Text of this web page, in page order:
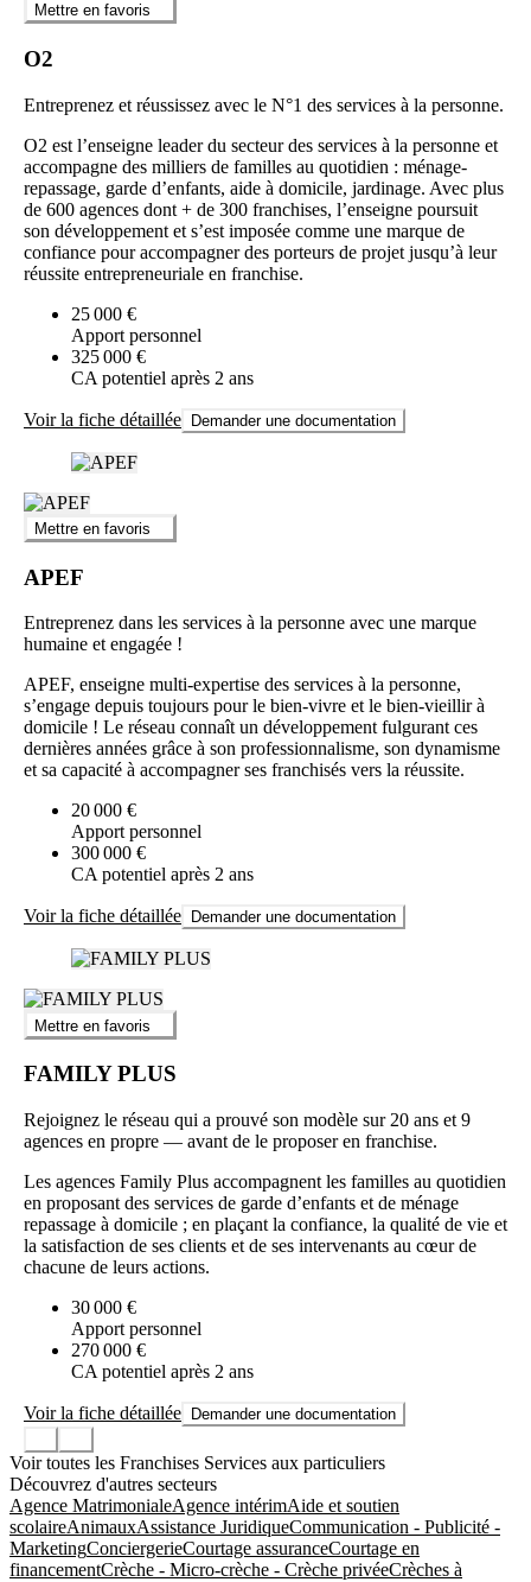
Mettre en favoris
O2
Entreprenez et réussissez avec le N°1 des services à la personne.
O2 est l’enseigne leader du secteur des services à la personne et
accompagne des milliers de familles au quotidien : ménage-
repassage, garde d’enfants, aide à domicile, jardinage. Avec plus
de 600 agences dont + de 300 franchises, l’enseigne poursuit
son développement et s’est imposée comme une marque de
confiance pour accompagner des porteurs de projet jusqu’à leur
réussite entrepreneuriale en franchise.
25 000 €
Apport personnel
325 000 €
CA potentiel après 2 ans
Voir la fiche détaillée Demander une documentation
Mettre en favoris
APEF
Entreprenez dans les services à la personne avec une marque
humaine et engagée !
APEF, enseigne multi-expertise des services à la personne,
s’engage depuis toujours pour le bien-vivre et le bien-vieillir à
domicile ! Le réseau connaît un développement fulgurant ces
dernières années grâce à son professionnalisme, son dynamisme
et sa capacité à accompagner ses franchisés vers la réussite.
20 000 €
Apport personnel
300 000 €
CA potentiel après 2 ans
Voir la fiche détaillée Demander une documentation
Mettre en favoris
FAMILY PLUS
Rejoignez le réseau qui a prouvé son modèle sur 20 ans et 9
agences en propre — avant de le proposer en franchise.
Les agences Family Plus accompagnent les familles au quotidien
en proposant des services de garde d’enfants et de ménage
repassage à domicile ; en plaçant la confiance, la qualité de vie et
la satisfaction de ses clients et de ses intervenants au cœur de
chacune de leurs actions.
30 000 €
Apport personnel
270 000 €
CA potentiel après 2 ans
Voir la fiche détaillée Demander une documentation
Voir toutes les Franchises Services aux particuliers
Découvrez d'autres secteurs
Agence MatrimonialeAgence intérimAide et soutien
scolaireAnimauxAssistance JuridiqueCommunication - Publicité -
MarketingConciergerieCourtage assuranceCourtage en
financementCrèche - Micro-crèche - Crèche privéeCrèches à